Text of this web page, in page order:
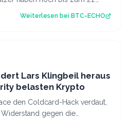
Weiterlesen bei BTC-ECHO
Lars Klingbeil heraus
belasten Krypto
den Coldcard-Hack verdaut,
gegen die